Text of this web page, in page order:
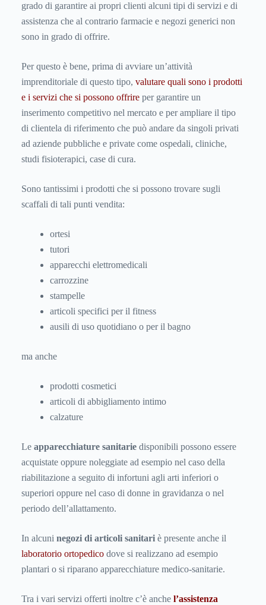
grado di garantire ai propri clienti alcuni tipi di servizi e di
assistenza che al contrario farmacie e negozi generici non
sono in grado di offrire.
Per questo è bene, prima di avviare un’attività
imprenditoriale di questo tipo, valutare quali sono i prodotti
e i servizi che si possono offrire per garantire un
inserimento competitivo nel mercato e per ampliare il tipo
di clientela di riferimento che può andare da singoli privati
ad aziende pubbliche e private come ospedali, cliniche,
studi fisioterapici, case di cura.
Sono tantissimi i prodotti che si possono trovare sugli
scaffali di tali punti vendita:
ortesi
tutori
apparecchi elettromedicali
carrozzine
stampelle
articoli specifici per il fitness
ausili di uso quotidiano o per il bagno
ma anche
prodotti cosmetici
articoli di abbigliamento intimo
calzature
Le apparecchiature sanitarie disponibili possono essere
acquistate oppure noleggiate ad esempio nel caso della
riabilitazione a seguito di infortuni agli arti inferiori o
superiori oppure nel caso di donne in gravidanza o nel
periodo dell’allattamento.
In alcuni negozi di articoli sanitari è presente anche il
laboratorio ortopedico dove si realizzano ad esempio
plantari o si riparano apparecchiature medico-sanitarie.
Tra i vari servizi offerti inoltre c’è anche l’assistenza